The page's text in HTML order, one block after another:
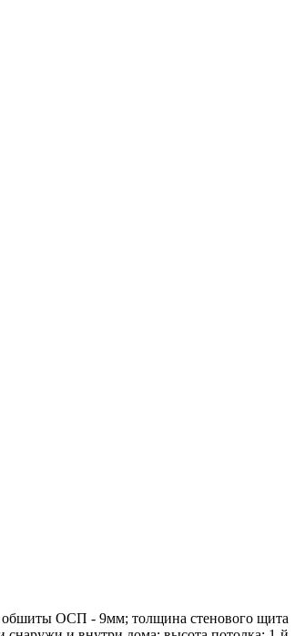
ОСП - 9мм; толщина стенового щита